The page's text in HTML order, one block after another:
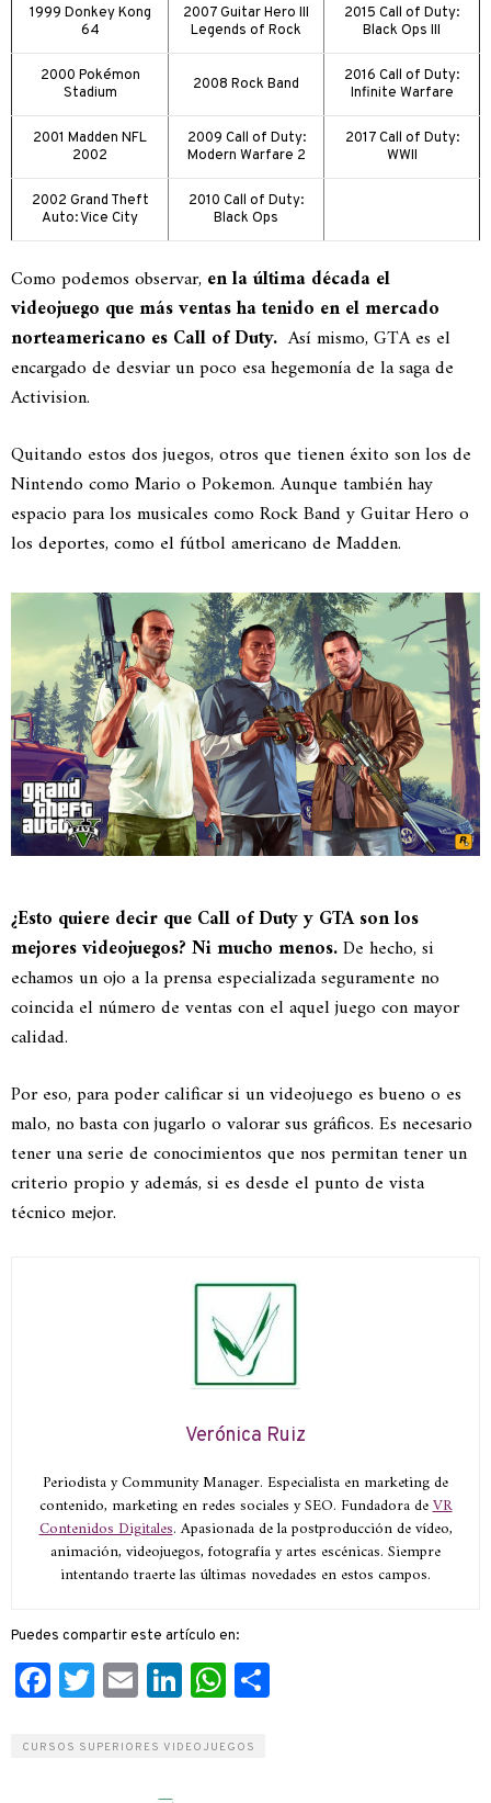
1999 Donkey Kong
64
2007 Guitar Hero III
Legends of Rock
2015 Call of Duty:
Black Ops III
2000 Pokémon
Stadium
2008 Rock Band
2016 Call of Duty:
Infinite Warfare
2001 Madden NFL
2002
2009 Call of Duty:
Modern Warfare 2
2017 Call of Duty:
WWII
2002 Grand Theft
Auto: Vice City
2010 Call of Duty:
Black Ops
Como podemos observar, en la última década el
videojuego que más ventas ha tenido en el mercado
norteamericano es Call of Duty. Así mismo, GTA es el
encargado de desviar un poco esa hegemonía de la saga de
Activision.
Quitando estos dos juegos, otros que tienen éxito son los de
Nintendo como Mario o Pokemon. Aunque también hay
espacio para los musicales como Rock Band y Guitar Hero o
los deportes, como el fútbol americano de Madden.
¿Esto quiere decir que Call of Duty y GTA son los
mejores videojuegos? Ni mucho menos.De hecho, si
echamos un ojo a la prensa especializada seguramente no
coincida el número de ventas con el aquel juego con mayor
calidad.
Por eso, para poder calificar si un videojuego es bueno o es
malo, no basta con jugarlo o valorar sus gráficos. Es necesario
tener una serie de conocimientos que nos permitan tener un
criterio propio y además, si es desde el punto de vista
técnico mejor.
Verónica Ruiz
Periodista y Community Manager. Especialista en marketing de
contenido, marketing en redes sociales y SEO. Fundadora deVR
Contenidos Digitales. Apasionada de la postproducción de vídeo,
animación, videojuegos, fotografía y artes escénicas. Siempre
intentando traerte las últimas novedades en estos campos.
Puedes compartir este artículo en:
Facebook
Twitter
EmailLinkedIn
WhatsApp
CURSOS SUPERIORES VIDEOJUEGOS